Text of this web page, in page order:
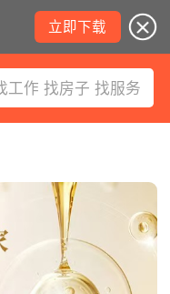
立即下载
工作 找房子 找服务